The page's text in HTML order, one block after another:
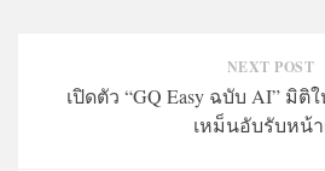
NEXT POST
เปิดตัว “GQ Easy ฉบับ AI” มิ
เหม็นอับรับหน้